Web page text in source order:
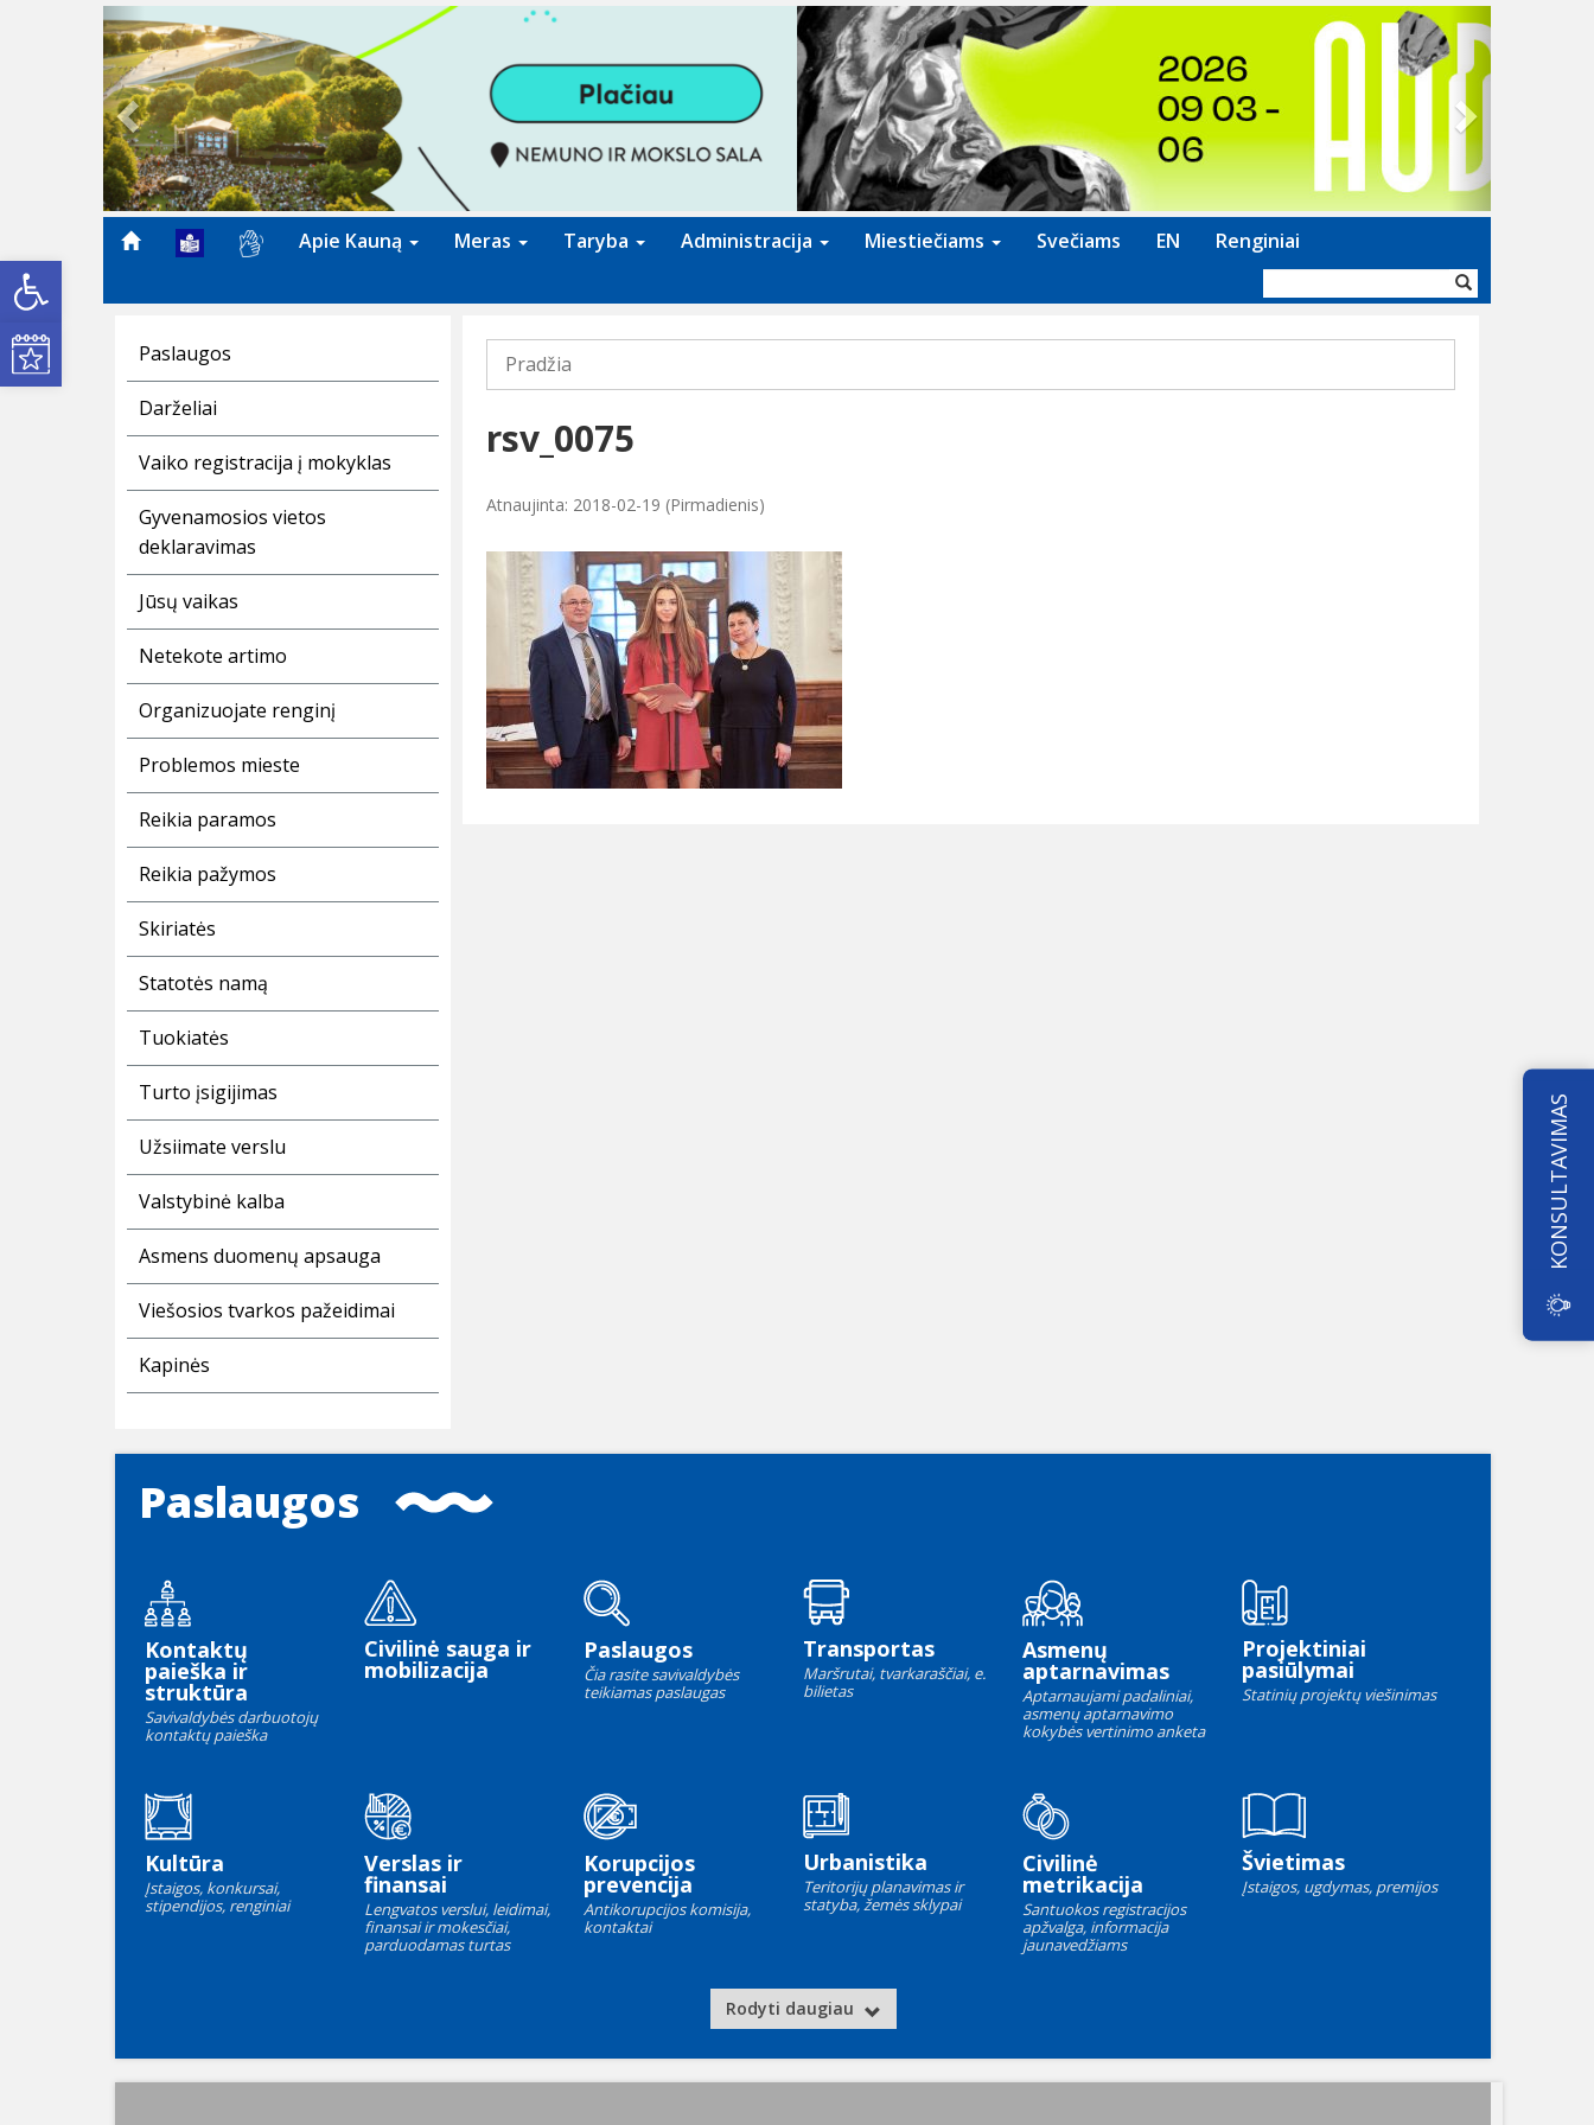
Open toolbar
Kultūros renginiai
Previous Next
Apie Kauną Meras Taryba Administracija Miestiečiams Svečiams EN Renginiai
forma
Paslaugos
Darželiai
Vaiko registracija į mokyklas
Gyvenamosios vietos
deklaravimas
Jūsų vaikas
Netekote artimo
Organizuojate renginį
Problemos mieste
Reikia paramos
Reikia pažymos
Skiriatės
Statotės namą
Tuokiatės
Turto įsigijimas
Užsiimate verslu
Valstybinė kalba
Asmens duomenų apsauga
Viešosios tvarkos pažeidimai
Kapinės
Pradžia
rsv_0075
Atnaujinta: 2018-02-19 (Pirmadienis)
Paslaugos
Kontaktų
paieška ir
struktūra
Savivaldybės darbuotojų
kontaktų paieška
Civilinė sauga ir
mobilizacija
Paslaugos
Čia rasite savivaldybės
teikiamas paslaugas
Transportas
Maršrutai, tvarkaraščiai, e.
bilietas
Asmenų
aptarnavimas
Aptarnaujami padaliniai,
asmenų aptarnavimo
kokybės vertinimo anketa
Projektiniai
pasiūlymai
Statinių projektų viešinimas
Kultūra
Įstaigos, konkursai,
stipendijos, renginiai
Verslas ir
finansai
Lengvatos verslui, leidimai,
finansai ir mokesčiai,
parduodamas turtas
Korupcijos
prevencija
Antikorupcijos komisija,
kontaktai
Urbanistika
Teritorijų planavimas ir
statyba, žemės sklypai
Civilinė
metrikacija
Santuokos registracijos
apžvalga, informacija
jaunavedžiams
Švietimas
Įstaigos, ugdymas, premijos
Rodyti daugiau
KONSULTAVIMAS